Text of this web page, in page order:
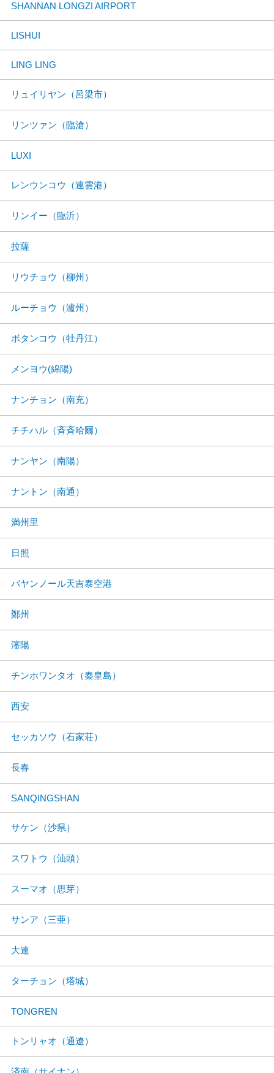
SHANNAN LONGZI AIRPORT
LISHUI
LING LING
リュイリヤン（呂梁市）
リンツァン（臨滄）
LUXI
レンウンコウ（連雲港）
リンイー（臨沂）
拉薩
リウチョウ（柳州）
ルーチョウ（瀘州）
ボタンコウ（牡丹江）
メンヨウ(綿陽)
ナンチョン（南充）
チチハル（斉斉哈爾）
ナンヤン（南陽）
ナントン（南通）
満州里
日照
バヤンノール天吉泰空港
鄭州
瀋陽
チンホワンタオ（秦皇島）
西安
セッカソウ（石家荘）
長春
SANQINGSHAN
サケン（沙県）
スワトウ（汕頭）
スーマオ（思芽）
サンア（三亜）
大連
ターチョン（塔城）
TONGREN
トンリャオ（通遼）